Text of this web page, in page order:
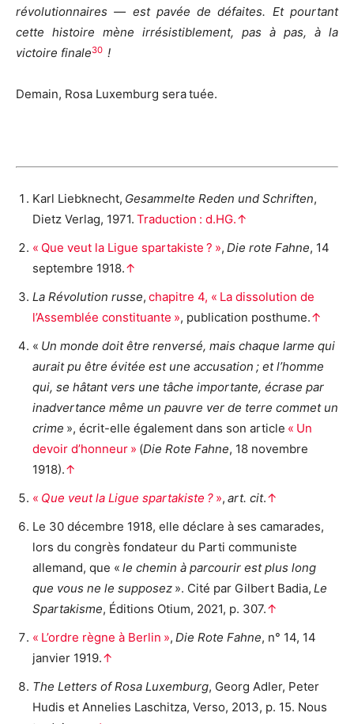
révolutionnaires — est pavée de défaites. Et pourtant
cette histoire mène irrésistiblement, pas à pas, à la
victoire finale30 !
Demain, Rosa Luxemburg sera tuée.
Karl Liebknecht, Gesammelte Reden und Schriften,
Dietz Verlag, 1971. Traduction : d.HG.↑
« Que veut la Ligue spartakiste ? », Die rote Fahne, 14
septembre 1918.↑
La Révolution russe, chapitre 4, « La dissolution de
l’Assemblée constituante », publication posthume.↑
« Un monde doit être renversé, mais chaque larme qui
aurait pu être évitée est une accusation ; et l’homme
qui, se hâtant vers une tâche importante, écrase par
inadvertance même un pauvre ver de terre commet un
crime », écrit-elle également dans son article « Un
devoir d’honneur » (Die Rote Fahne, 18 novembre
1918).↑
« Que veut la Ligue spartakiste ? », art. cit.↑
Le 30 décembre 1918, elle déclare à ses camarades,
lors du congrès fondateur du Parti communiste
allemand, que « le chemin à parcourir est plus long
que vous ne le supposez ». Cité par Gilbert Badia, Le
Spartakisme, Éditions Otium, 2021, p. 307.↑
« L’ordre règne à Berlin », Die Rote Fahne, n° 14, 14
janvier 1919.↑
The Letters of Rosa Luxemburg, Georg Adler, Peter
Hudis et Annelies Laschitza, Verso, 2013, p. 15. Nous